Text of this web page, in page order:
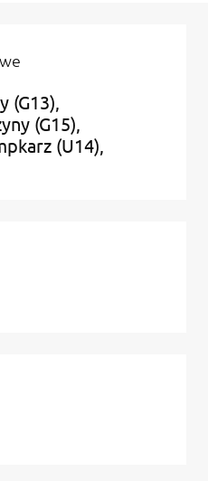
(G13)
(G15)
(U14)